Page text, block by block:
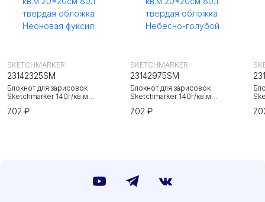
702 ₽
Блокнот для зарисовок
Sketchmarker 140г/кв.м
Неоновая фуксия
SKETCHMARKER
23142325SM
702 ₽
Блокнот для зарисовок
Sketchmarker 140г/кв.м
Небесно-голубой
SKETCHMARKER
23142975SM